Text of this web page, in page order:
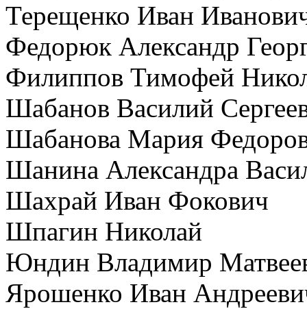
Терещенко Иван
Федорюк Александр
Филиппов Тимофей
Шабанов Василий
Шабанова Мария
Шанина Александра
Шахрай Иван Фокович
Шпагин Николай
Юндин Владимир
Ярошенко Иван